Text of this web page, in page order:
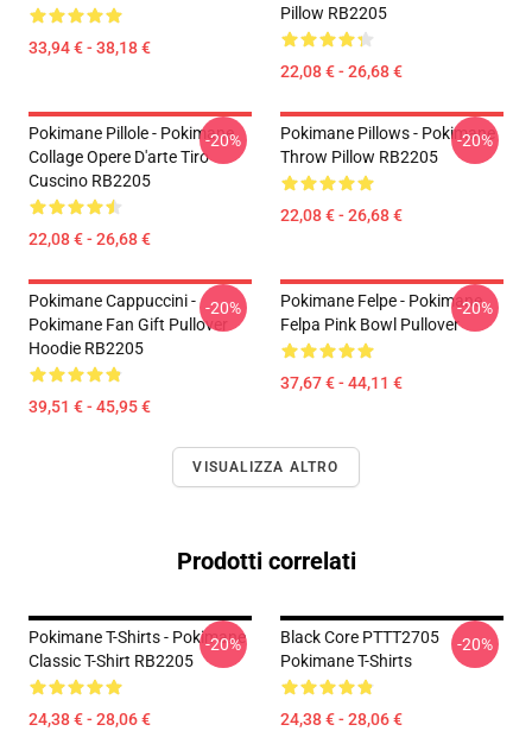
33,94 € - 38,18 €
Pillow RB2205
22,08 € - 26,68 €
Pokimane Pillole - Pokimane
Collage Opere D'arte Tiro
Cuscino RB2205
22,08 € - 26,68 €
-20%
Pokimane Pillows - Pokimane
Throw Pillow RB2205
22,08 € - 26,68 €
-20%
Pokimane Cappuccini -
Pokimane Fan Gift Pullover
Hoodie RB2205
39,51 € - 45,95 €
-20%
Pokimane Felpe - Pokimane
Felpa Pink Bowl Pullover
37,67 € - 44,11 €
-20%
VISUALIZZA ALTRO
Prodotti correlati
Pokimane T-Shirts - Pokimane
Classic T-Shirt RB2205
24,38 € - 28,06 €
-20%
Black Core PTTT2705
Pokimane T-Shirts
24,38 € - 28,06 €
-20%